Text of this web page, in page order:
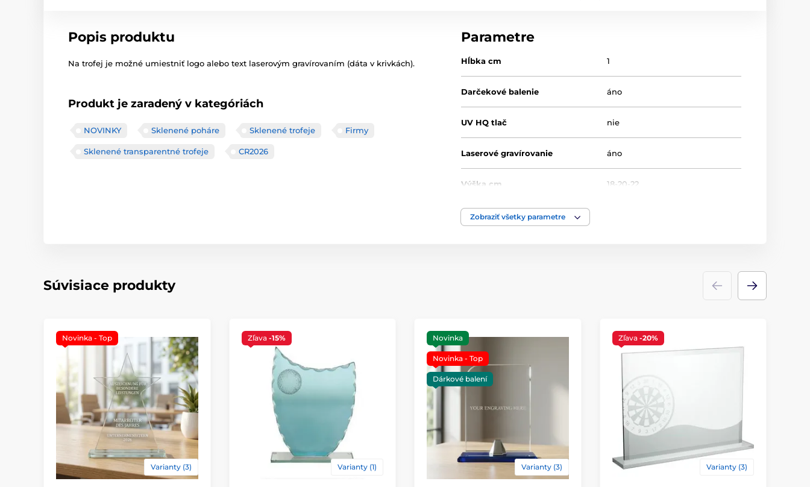
Popis produktu
Na trofej je možné umiestniť logo alebo text laserovým gravírovaním (dáta v krivkách).
Produkt je zaradený v kategóriách
NOVINKY Sklenené poháre Sklenené trofeje Firmy
Sklenené transparentné trofeje CR2026
Parametre
Hĺbka cm 1
Darčekové balenie áno
UV HQ tlač nie
Laserové gravírovanie áno
Výška cm 18-20-22
Typ ocenenia
Zobraziť všetky parametre
Súvisiace produkty
Novinka - Top
Varianty (3)
Zľava -15%
Varianty (1)
Novinka
Novinka - Top
Dárkové balení
Varianty (3)
Zľava -20%
Varianty (3)